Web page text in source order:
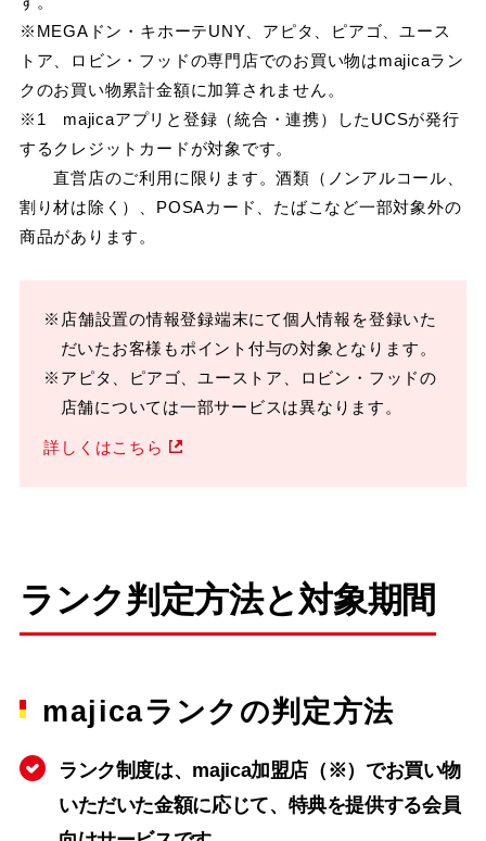
※MEGAドン・キホーテUNY、アピタ、ピアゴ、ユース
トア、ロビン・フッドの専門店でのお買い物はmajicaラン
クのお買い物累計金額に加算されません。
※1 majicaアプリと登録（統合・連携）したUCSが発行
するクレジットカードが対象です。
直営店のご利用に限ります。酒類（ノンアルコール、
割り材は除く）、POSAカード、たばこなど一部対象外の
商品があります。
※店舗設置の情報登録端末にて個人情報を登録いた
だいたお客様もポイント付与の対象となります。
※アピタ、ピアゴ、ユーストア、ロビン・フッドの
店舗については一部サービスは異なります。
詳しくはこちら
ランク判定方法と対象期間
majicaランクの判定方法
ランク制度は、majica加盟店（※）でお買い物
いただいた金額に応じて、特典を提供する会員